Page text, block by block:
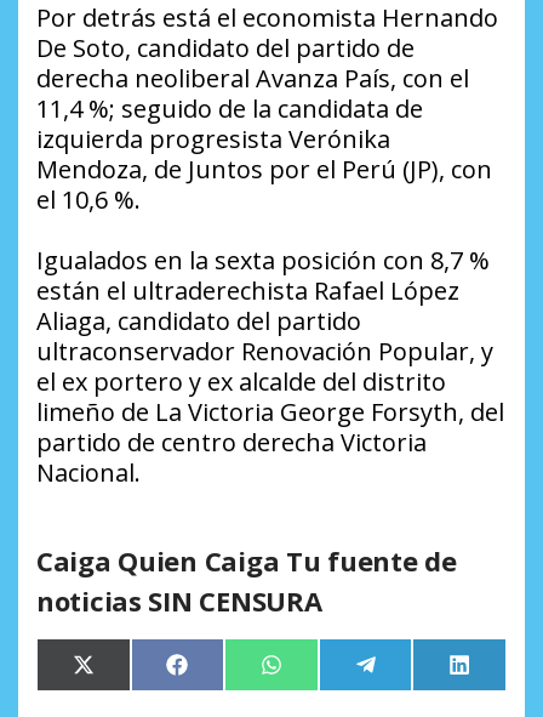
Por detrás está el economista Hernando
De Soto, candidato del partido de
derecha neoliberal Avanza País, con el
11,4 %; seguido de la candidata de
izquierda progresista Verónika
Mendoza, de Juntos por el Perú (JP), con
el 10,6 %.
Igualados en la sexta posición con 8,7 %
están el ultraderechista Rafael López
Aliaga, candidato del partido
ultraconservador Renovación Popular, y
el ex portero y ex alcalde del distrito
limeño de La Victoria George Forsyth, del
partido de centro derecha Victoria
Nacional.
Caiga Quien Caiga Tu fuente de
noticias SIN CENSURA
Compartir
en
X
(Twitter)
Compartir
en
Facebook Compartir
en
WhatsApp Compartir
en
Telegram
en
LinkedIn